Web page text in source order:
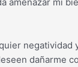
negatividad
dañarme